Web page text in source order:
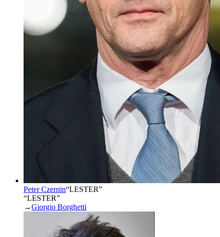
Peter Czernin“LESTER”
“LESTER”
→Giorgio Borghetti